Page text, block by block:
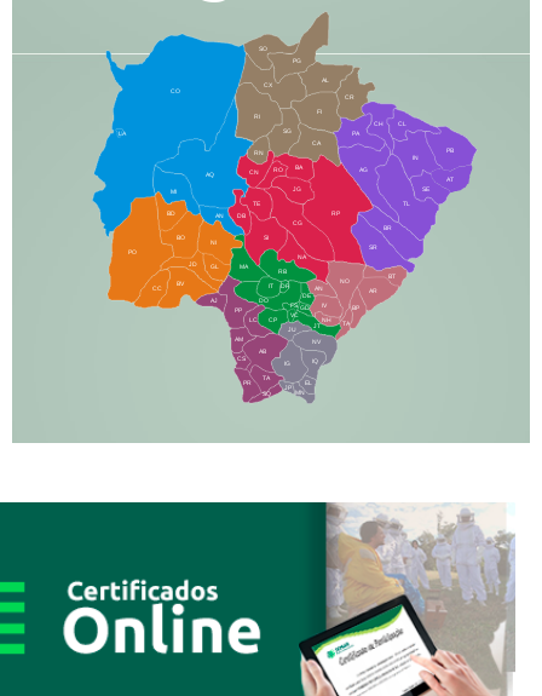
CO
AQ
MI
AN
CX
RI
AL
CR
FI
SG
BA
CA
PA
CH CL
PB
SE
TL
AG
BR
SR
BT
AR
RP
RO
JG
CG
SI
NA
TA
NH
JT
RB
MA
IT
DR
DO
CP
JU
NV
IQ
EL
BD
BO
NI
JD
PO
BV
CC
PP
AJ
LC
AM
AB
JP
DB
TE
CS
PR
TA
SQ
IG
MN
IN
NO
BP
RN
CN
GL
AN
IV
FS
VC
GD
DE
AT
PG
SO
LA